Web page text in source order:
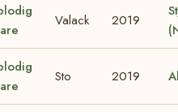
Valack 2019
Sto 2019